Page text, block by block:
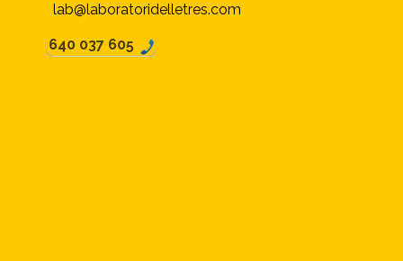
lab@laboratoridelletres.com
640 037 605